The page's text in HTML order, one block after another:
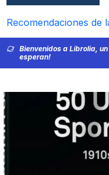
Recomendaciones de
Bienvenidos a Librolia,
esperan!